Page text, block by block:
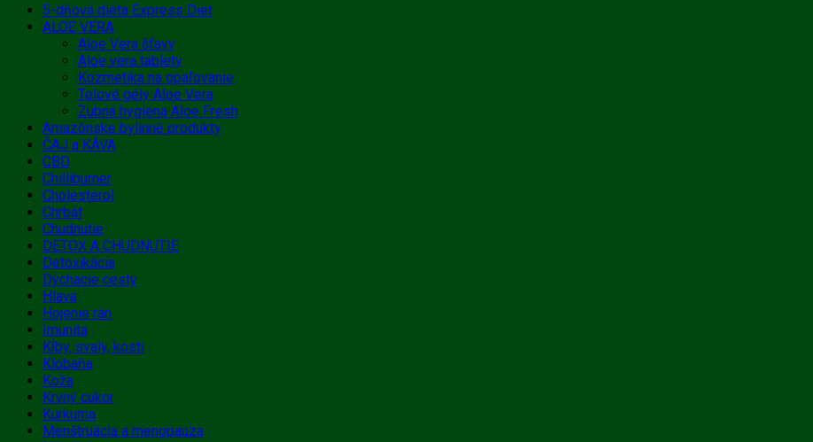
5-dňová diéta Express Diet
ALOE VERA
Aloe Vera šťavy
Aloe vera tablety
Kozmetika na opaľovanie
Telové gély Aloe Vera
Zubná hygiena Aloe Fresh
Amazónske bylinné produkty
ČAJ a KÁVA
CBD
Chilliburner
Cholesterol
Chrbát
Chudnutie
DETOX A CHUDNUTIE
Detoxikácia
Dýchacie cesty
Hlava
Hojenie rán
Imunita
Kĺby, svaly, kosti
Klobaňa
Koža
Krvný cukor
Kurkuma
Menštruácia a menopauza